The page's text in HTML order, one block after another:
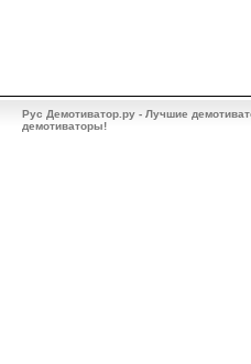
Рус Демотиватор.ру - Лучшие
демотиваторы!